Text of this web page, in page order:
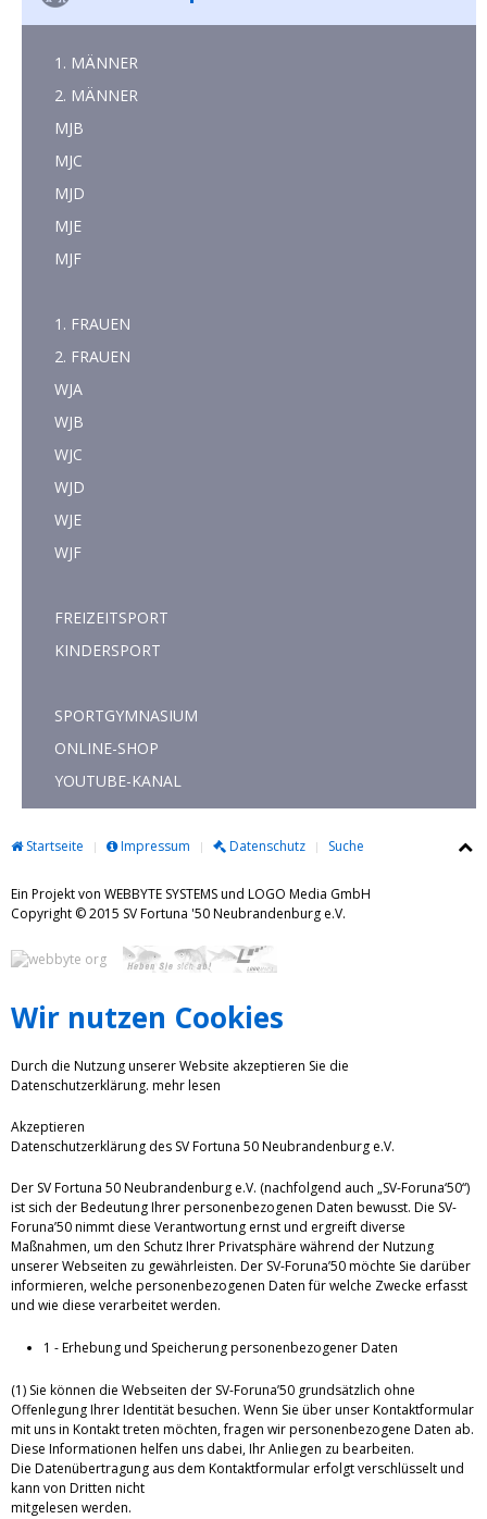
1. MÄNNER
2. MÄNNER
MJB
MJC
MJD
MJE
MJF
1. FRAUEN
2. FRAUEN
WJA
WJB
WJC
WJD
WJE
WJF
FREIZEITSPORT
KINDERSPORT
SPORTGYMNASIUM
ONLINE-SHOP
YOUTUBE-KANAL
Startseite Impressum Datenschutz Suche
Ein Projekt von WEBBYTE SYSTEMS und LOGO Media GmbH
Copyright © 2015 SV Fortuna '50 Neubrandenburg e.V.
Wir nutzen Cookies
Durch die Nutzung unserer Website akzeptieren Sie die
Datenschutzerklärung. mehr lesen
Akzeptieren
Datenschutzerklärung des SV Fortuna 50 Neubrandenburg e.V.
Der SV Fortuna 50 Neubrandenburg e.V. (nachfolgend auch „SV-Foruna‘50“)
ist sich der Bedeutung Ihrer personenbezogenen Daten bewusst. Die SV-
Foruna’50 nimmt diese Verantwortung ernst und ergreift diverse
Maßnahmen, um den Schutz Ihrer Privatsphäre während der Nutzung
unserer Webseiten zu gewährleisten. Der SV-Foruna’50 möchte Sie darüber
informieren, welche personenbezogenen Daten für welche Zwecke erfasst
und wie diese verarbeitet werden.
1 - Erhebung und Speicherung personenbezogener Daten
(1) Sie können die Webseiten der SV-Foruna’50 grundsätzlich ohne
Offenlegung Ihrer Identität besuchen. Wenn Sie über unser Kontaktformular
mit uns in Kontakt treten möchten, fragen wir personenbezogene Daten ab.
Diese Informationen helfen uns dabei, Ihr Anliegen zu bearbeiten.
Die Datenübertragung aus dem Kontaktformular erfolgt verschlüsselt und
kann von Dritten nicht
mitgelesen werden.